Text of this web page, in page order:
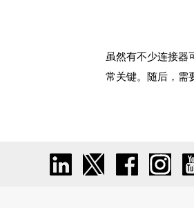
虽然有不少连接器
常关键。随后，需